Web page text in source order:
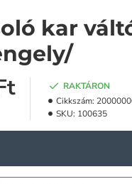
kar
RAKTÁRON
Cikkszám:
SKU: 100635